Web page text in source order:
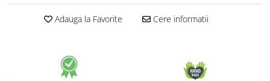
Adauga la Favorite Cere informatii